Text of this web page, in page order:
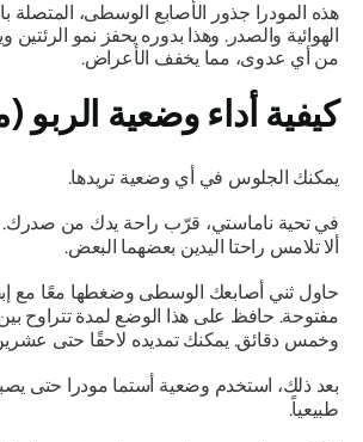
هذهالمودراجذور الأصابع الوسطى، المتصلة
الهوائية والصدر. وهذا بدوره يحفز نمو
من أي عدوى، مما يخفف الأعراض.
كيفية أداءوضعية الربو
يمكنك الجلوس في أي وضعية تريدها.
في تحية ناماستي، قرّب راحة يدك من صدرك.
ألا تلامس راحتا اليدين بعضهما البعض.
حاول ثني أصابعك الوسطى وضغطها معًا مع
مفتوحة. حافظ على هذا الوضع لمدة تتراوح بين
وخمس دقائق. يمكنك تمديده لاحقًا حتى عشرين
بعد ذلك، استخدم وضعيةأستما مودراحتى
طبيعياً.